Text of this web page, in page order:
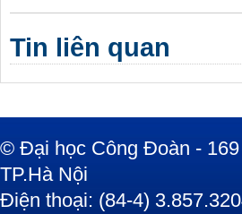
Tin liên quan
© Đại học Công Đoàn -
TP.Hà Nội
Điện thoại: (84-4)